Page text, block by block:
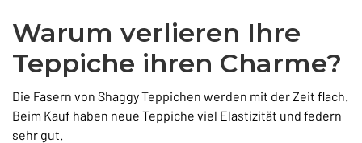
Warum verlieren Ihre
Teppiche ihren Charme?
Die Fasern von Shaggy Teppichen werden mit der Zeit flach.
Beim Kauf haben neue Teppiche viel Elastizität und federn
sehr gut.